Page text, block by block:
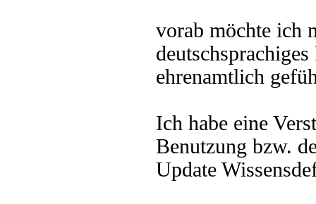
vorab möchte ich
ehrenamtlich
Ich habe eine
Benutzung bzw.
Update